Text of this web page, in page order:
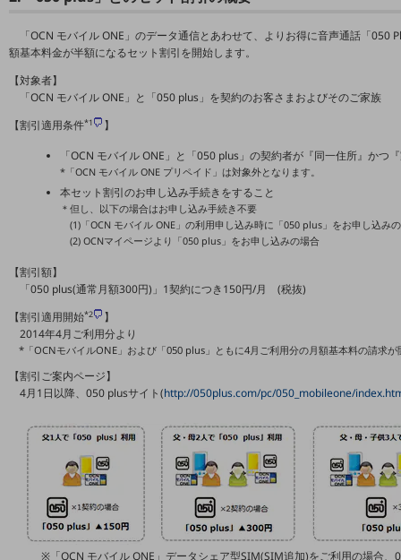
課題・ニーズで探すTOP
コミュニケーション・情報共有
マーケティング
業務効率化
職場環境整備
地域共創・地方創生
セキュリティ対策
遠隔監視
自動化・省電化
人材不足解消
業種・業態で探す
自治体
一次産業
医療・介護
「OCN モバイル ONE」のデータ通信とあわせて、よりお得に音声通話「
額基本料金が半額になるセット割引を開始します。
【対象者】
「OCN モバイル ONE」と「050 plus」を契約のお客さまおよびそのご家族
【割引適用条件*1
】
「OCN モバイル ONE」と「050 plus」の契約者が『同一住所』かつ
*「OCN モバイル ONE プリペイド」は対象外となります。
本セット割引のお申し込み手続きをすること
＊但し、以下の場合はお申し込み手続き不要
(1)「OCN モバイル ONE」の利用申し込み時に「050 plus」をお申し込み
(2) OCNマイページより「050 plus」をお申し込みの場合
【割引額】
「050 plus(通常月額300円)」1契約につき150円/月 (税抜)
【割引適用開始*2
】
2014年4月ご利用分より
*「OCNモバイルONE」および「050 plus」ともに4月ご利用分の月額基本料の請求が
【割引ご案内ページ】
4月1日以降、050 plusサイト(http://050plus.com/pc/050_mobileone/
※「OCN モバイル ONE」データシェア型SIM(SIM追加)をご利用の場合、